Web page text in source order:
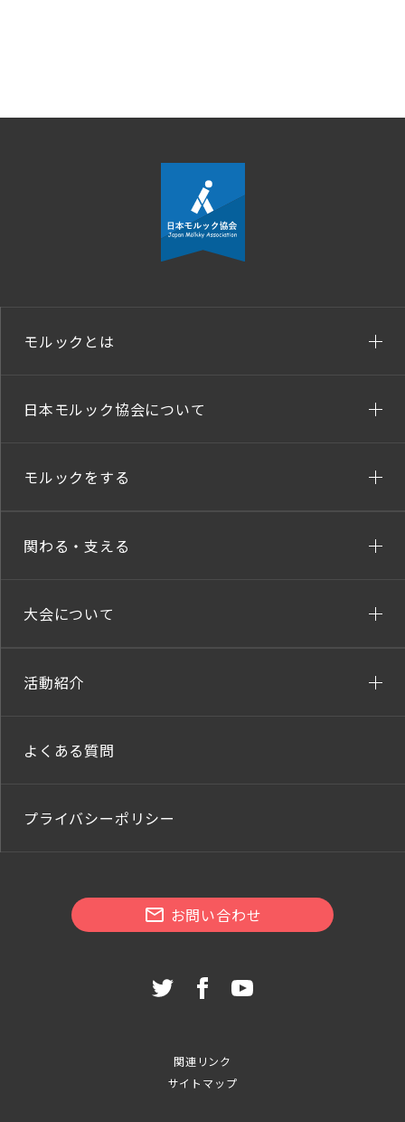
モルックとは
日本モルック協会について
モルックをする
関わる・支える
大会について
活動紹介
よくある質問
プライバシーポリシー
お問い合わせ
関連リンク
サイトマップ